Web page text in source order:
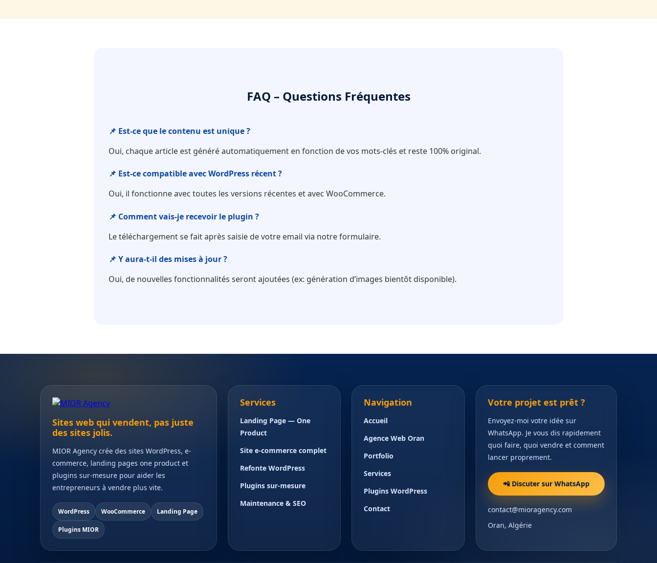
FAQ – Questions Fréquentes
📌 Est-ce que le contenu est unique ?
Oui, chaque article est généré automatiquement en fonction de vos mots-clés et reste 100% original.
📌 Est-ce compatible avec WordPress récent ?
Oui, il fonctionne avec toutes les versions récentes et avec WooCommerce.
📌 Comment vais-je recevoir le plugin ?
Le téléchargement se fait après saisie de votre email via notre formulaire.
📌 Y aura-t-il des mises à jour ?
Oui, de nouvelles fonctionnalités seront ajoutées (ex: génération d’images bientôt disponible).
Sites web qui vendent, pas juste
des sites jolis.
MIOR Agency crée des sites WordPress, e-
commerce, landing pages one product et
plugins sur-mesure pour aider les
entrepreneurs à vendre plus vite.
WordPress WooCommerce Landing Page
Plugins MIOR
Services
Landing Page — One
Product
Site e-commerce complet
Refonte WordPress
Plugins sur-mesure
Maintenance & SEO
Navigation
Accueil
Agence Web Oran
Portfolio
Services
Plugins WordPress
Contact
Votre projet est prêt ?
Envoyez-moi votre idée sur
WhatsApp. Je vous dis rapidement
quoi faire, quoi vendre et comment
lancer proprement.
📲 Discuter sur WhatsApp
contact@mioragency.com
Oran, Algérie